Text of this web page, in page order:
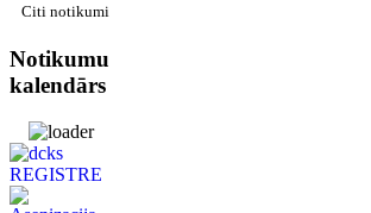
Citi notikumi
Notikumu
kalendārs